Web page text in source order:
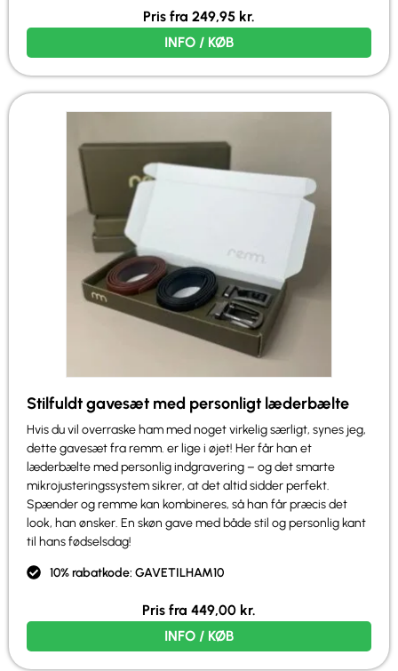
Pris fra 249,95 kr.
INFO / KØB
Stilfuldt gavesæt med personligt læderbælte
Hvis du vil overraske ham med noget virkelig særligt, synes jeg,
dette gavesæt fra remm. er lige i øjet! Her får han et
læderbælte med personlig indgravering – og det smarte
mikrojusteringssystem sikrer, at det altid sidder perfekt.
Spænder og remme kan kombineres, så han får præcis det
look, han ønsker. En skøn gave med både stil og personlig kant
til hans fødselsdag!
10% rabatkode: GAVETILHAM10
Pris fra 449,00 kr.
INFO / KØB